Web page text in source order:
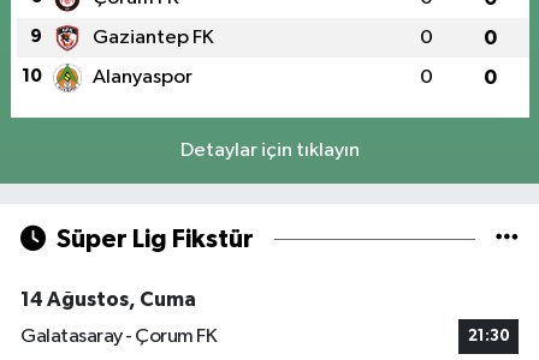
9 Gaziantep FK 0 0
10 Alanyaspor 0 0
Detaylar için tıklayın
Süper Lig Fikstür
14 Ağustos, Cuma
Galatasaray - Çorum FK
21:30